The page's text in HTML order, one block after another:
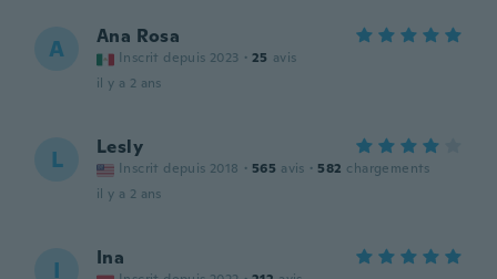
A Ana Rosa
Inscrit depuis 2023 · 25 avis
il y a 2 ans
L Lesly
Inscrit depuis 2018 · 565 avis · 582 chargements
il y a 2 ans
I Ina